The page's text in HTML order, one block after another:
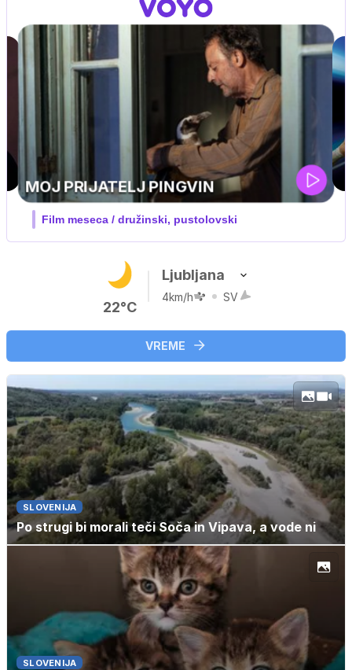
UEFA SUPERPOKAL
V živo na VOYO: sreda ob 20.30
22°C
Ljubljana
4km/h SV
VREME
SLOVENIJA
Po strugi bi morali teči Soča in Vipava, a vode ni
SLOVENIJA